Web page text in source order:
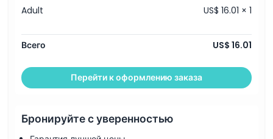
Политика отмены
Adult
US$ 16.01 × 1
Всего US$ 16.01
Перейти к оформлению заказа
Бронируйте с уверенностью